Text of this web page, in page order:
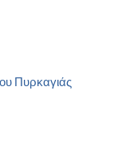
Πυρκαγιάς